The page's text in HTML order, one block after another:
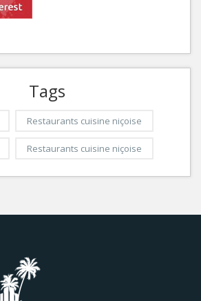
Tags
Restaurants cuisine niçoise
Restaurants cuisine niçoise